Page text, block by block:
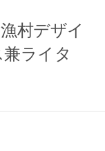
村デザイ
ライタ